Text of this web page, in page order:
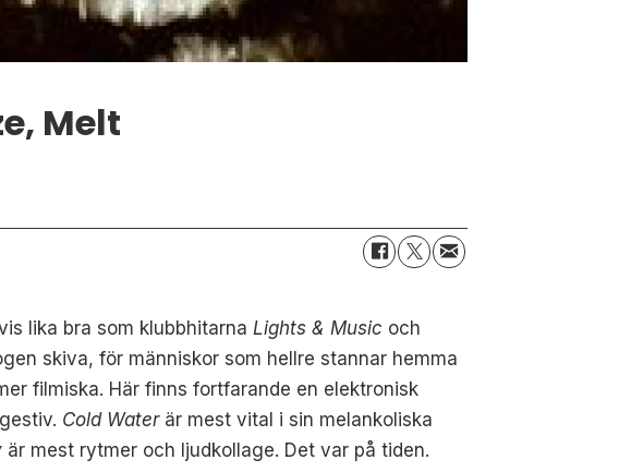
Melt
lika bra som klubbhitarna Lights & Music och
skiva, för människor som hellre stannar hemma
filmiska. Här finns fortfarande en elektronisk
Cold Waterär mest vital i sin melankoliska
är mest rytmer och ljudkollage. Det var på tiden.